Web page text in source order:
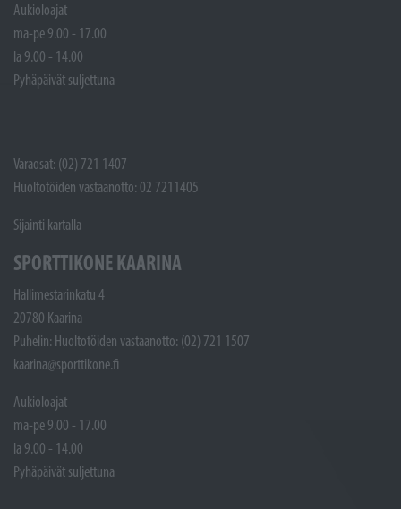
Aukioloajat
ma-pe 9.00 - 17.00
la 9.00 - 14.00
Pyhäpäivät suljettuna
Varaosat: (02) 721 1407
Huoltotöiden vastaanotto: 02 7211405
Sijainti kartalla
SPORTTIKONE KAARINA
Hallimestarinkatu 4
20780 Kaarina
Puhelin: Huoltotöiden vastaanotto: (02) 721 1507
kaarina@sporttikone.fi
Aukioloajat
ma-pe 9.00 - 17.00
la 9.00 - 14.00
Pyhäpäivät suljettuna